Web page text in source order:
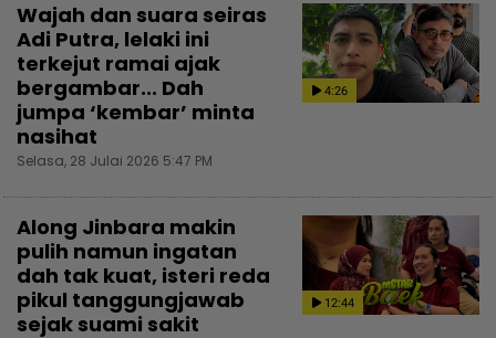
4:26
Wajah dan suara seiras
Adi Putra, lelaki ini
terkejut ramai ajak
bergambar... Dah
jumpa ‘kembar’ minta
nasihat
Selasa, 28 Julai 2026 5:47 PM
12:44
Along Jinbara makin
pulih namun ingatan
dah tak kuat, isteri reda
pikul tanggungjawab
sejak suami sakit